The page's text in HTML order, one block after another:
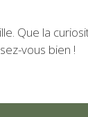
Que la
vous bien !